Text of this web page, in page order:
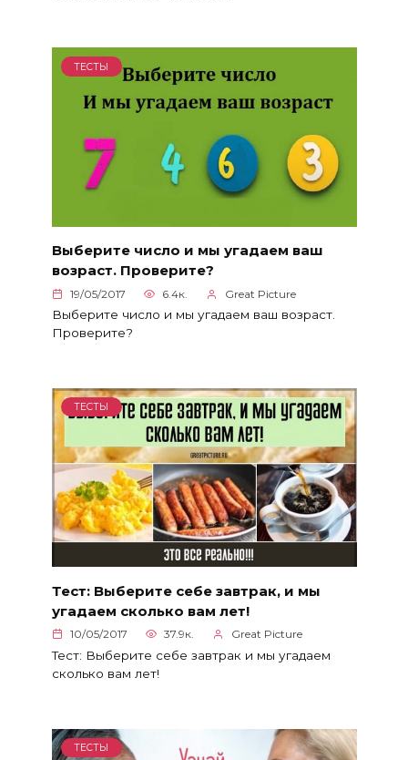
ТЕСТЫ
Выберите число и мы угадаем ваш
возраст. Проверите?
19/05/2017 6.4к. Great Picture
Выберите число и мы угадаем ваш возраст.
Проверите?
ТЕСТЫ
Тест: Выберите себе завтрак, и мы
угадаем сколько вам лет!
10/05/2017 37.9к. Great Picture
Тест: Выберите себе завтрак и мы угадаем
сколько вам лет!
ТЕСТЫ